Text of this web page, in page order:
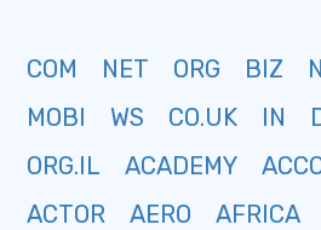
COM NET ORG BIZ
MOBI
WS CO.UK IN
ORG.IL
ACADEMY
ACTOR
AERO AFRICA